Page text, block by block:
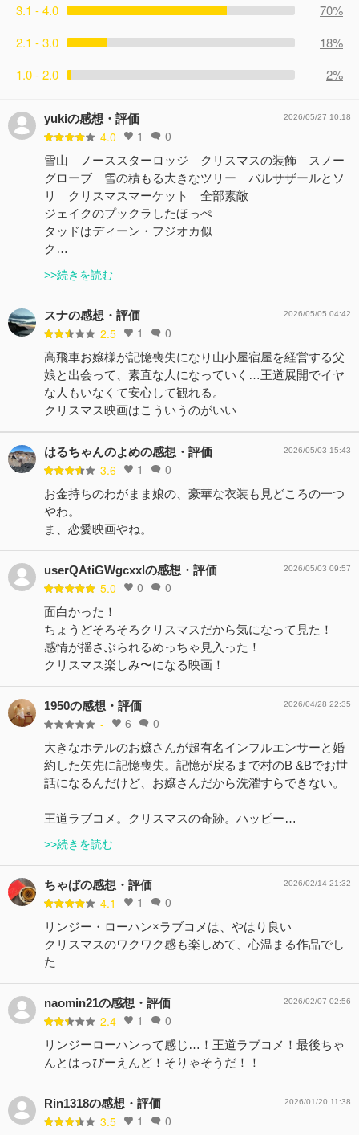
3.1 - 4.0
70%
2.1 - 3.0
18%
1.0 - 2.0
2%
yukiの感想・評価
4.0 1 0
2026/05/27 10:18
雪山 ノーススターロッジ クリスマスの装飾 スノー
グローブ 雪の積もる大きなツリー バルサザールとソ
リ クリスマスマーケット 全部素敵
ジェイクのプックラしたほっぺ
タッドはディーン・フジオカ似
ク…
>>続きを読む
スナの感想・評価
2.5 1 0
2026/05/05 04:42
高飛車お嬢様が記憶喪失になり山小屋宿屋を経営する父
娘と出会って、素直な人になっていく…王道展開でイヤ
な人もいなくて安心して観れる。
クリスマス映画はこういうのがいい
はるちゃんのよめの感想・評価
3.6 1 0
2026/05/03 15:43
お金持ちのわがまま娘の、豪華な衣装も見どころの一つ
やわ。
ま、恋愛映画やね。
userQAtiGWgcxxlの感想・評価
5.0 0 0
2026/05/03 09:57
面白かった！
ちょうどそろそろクリスマスだから気になって見た！
感情が揺さぶられるめっちゃ見入った！
クリスマス楽しみ〜になる映画！
1950の感想・評価
- 6 0
2026/04/28 22:35
大きなホテルのお嬢さんが超有名インフルエンサーと婚
約した矢先に記憶喪失。記憶が戻るまで村のB &Bでお世
話になるんだけど、お嬢さんだから洗濯すらできない。
王道ラブコメ。クリスマスの奇跡。ハッピー…
>>続きを読む
ちゃぱの感想・評価
4.1 1 0
2026/02/14 21:32
リンジー・ローハン×ラブコメは、やはり良い
クリスマスのワクワク感も楽しめて、心温まる作品でし
た
naomin21の感想・評価
2.4 1 0
2026/02/07 02:56
リンジーローハンって感じ…！王道ラブコメ！最後ちゃ
んとはっぴーえんど！そりゃそうだ！！
Rin1318の感想・評価
3.5 1 0
2026/01/20 11:38